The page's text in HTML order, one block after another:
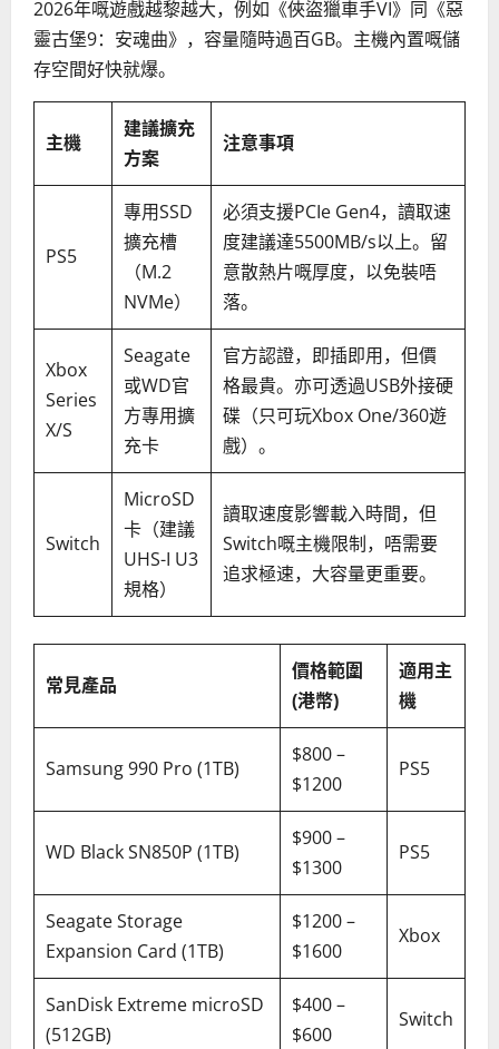
2026年嘅遊戲越黎越大，例如《俠盜獵車手VI》同《惡
靈古堡9：安魂曲》，容量隨時過百GB。主機內置嘅儲
存空間好快就爆。
主機
建議擴充
方案
注意事項
PS5
專用SSD
擴充槽
（M.2
NVMe）
必須支援PCIe Gen4，讀取速
度建議達5500MB/s以上。留
意散熱片嘅厚度，以免裝唔
落。
Xbox
Series
X/S
Seagate
或WD官
方專用擴
充卡
官方認證，即插即用，但價
格最貴。亦可透過USB外接硬
碟（只可玩Xbox One/360遊
戲）。
Switch
MicroSD
卡（建議
UHS-I U3
規格）
讀取速度影響載入時間，但
Switch嘅主機限制，唔需要
追求極速，大容量更重要。
常見產品
價格範圍
(港幣)
適用主
機
Samsung 990 Pro (1TB)
$800 –
$1200
PS5
WD Black SN850P (1TB)
$900 –
$1300
PS5
Seagate Storage
Expansion Card (1TB)
$1200 –
$1600
Xbox
SanDisk Extreme microSD
(512GB)
$400 –
$600
Switch